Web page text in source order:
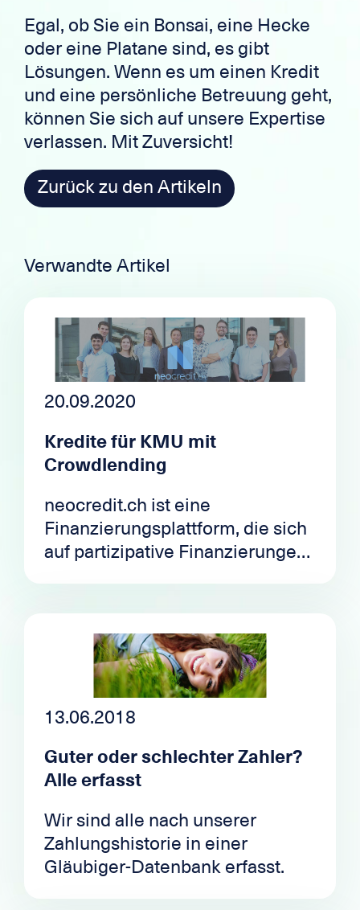
Egal, ob Sie ein Bonsai, eine Hecke
oder eine Platane sind, es gibt
Lösungen. Wenn es um einen Kredit
und eine persönliche Betreuung geht,
können Sie sich auf unsere Expertise
verlassen. Mit Zuversicht!
Zurück zu den Artikeln
Verwandte Artikel
20.09.2020
Kredite für KMU mit
Crowdlending
neocredit.ch ist eine
Finanzierungsplattform, die sich
auf partizipative Finanzierungen
spezialisiert hat.
13.06.2018
Guter oder schlechter Zahler?
Alle erfasst
Wir sind alle nach unserer
Zahlungshistorie in einer
Gläubiger-Datenbank erfasst.